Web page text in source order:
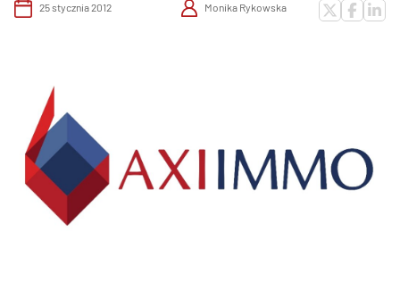
25 stycznia 2012 Monika Rykowska